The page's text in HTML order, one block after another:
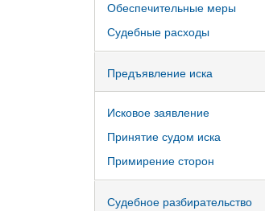
Обеспечительные меры
Судебные расходы
Предъявление иска
Исковое заявление
Принятие судом иска
Примирение сторон
Судебное разбирательство